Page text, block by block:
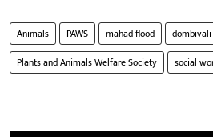
Animals PAWS mahad flood
Plants and Animals Welfare Society
social